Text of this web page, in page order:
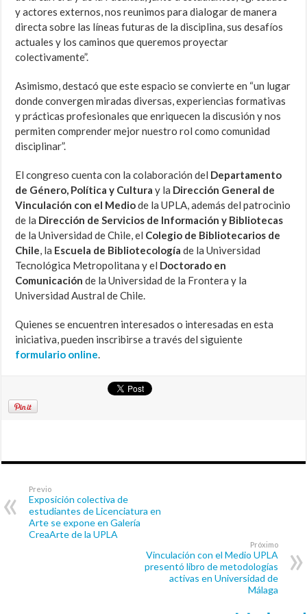
y actores externos, nos reunimos para dialogar de manera
directa sobre las líneas futuras de la disciplina, sus desafíos
actuales y los caminos que queremos proyectar
colectivamente”.
Asimismo, destacó que este espacio se convierte en “un lugar
donde convergen miradas diversas, experiencias formativas
y prácticas profesionales que enriquecen la discusión y nos
permiten comprender mejor nuestro rol como comunidad
disciplinar”.
El congreso cuenta con la colaboración del Departamento
de Género, Política y Cultura y la Dirección General de
Vinculación con el Mediode la UPLA, además del patrocinio
de la Dirección de Servicios de Información y Bibliotecas
de la Universidad de Chile, el Colegio de Bibliotecarios de
Chile, la Escuela de Bibliotecología de la Universidad
Tecnológica Metropolitana y el Doctorado en
Comunicaciónde la Universidad de la Frontera y la
Universidad Austral de Chile.
Quienes se encuentren interesados o interesadas en esta
iniciativa, pueden inscribirse a través del siguiente
formulario online.
Previo
Exposición colectiva de
estudiantes de Licenciatura en
Arte se expone en Galería
CreaArte de la UPLA
Próximo
Vinculación con el Medio UPLA
presentó libro de metodologías
activas en Universidad de
Málaga